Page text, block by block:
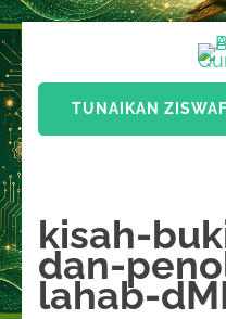
Lompat
ke
konten
(Tekan
Enter)
TUNAIKAN ZISWAF
kisah-
dan-
lahab-